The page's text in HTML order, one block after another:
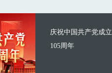
庆祝中国共产党成立
105周年